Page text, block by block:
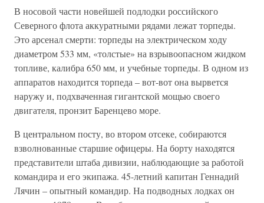
В носовой части новейшей подлодки российского
Северного флота аккуратными рядами лежат торпеды.
Это арсенал смерти: торпеды на электрическом ходу
диаметром 533 мм, «толстые» на взрывоопасном жидком
топливе, калибра 650 мм, и учебные торпеды. В одном из
аппаратов находится торпеда – вот-вот она вырвется
наружу и, подхваченная гигантской мощью своего
двигателя, пронзит Баренцево море.
В центральном посту, во втором отсеке, собираются
взволнованные старшие офицеры. На борту находятся
представители штаба дивизии, наблюдающие за работой
командира и его экипажа. 45-летний капитан Геннадий
Лячин – опытный командир. На подводных лодках он